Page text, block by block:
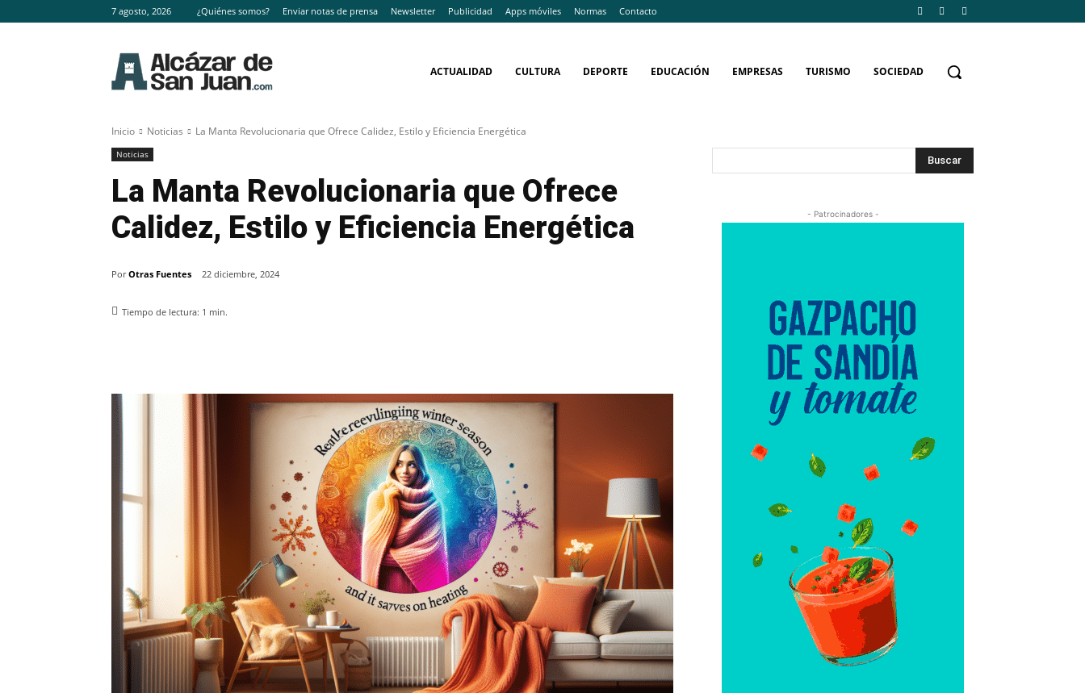
7 agosto, 2026 ¿Quiénes somos? Enviar notas de prensa Newsletter Publicidad Apps móviles Normas Contacto
ACTUALIDAD CULTURA DEPORTE EDUCACIÓN EMPRESAS TURISMO SOCIEDAD
Inicio Noticias La Manta Revolucionaria que Ofrece Calidez, Estilo y Eficiencia Energética
Noticias
La Manta Revolucionaria que Ofrece
Calidez, Estilo y Eficiencia Energética
Por Otras Fuentes 22 diciembre, 2024
Tiempo de lectura: 1 min.
Buscar
- Patrocinadores -